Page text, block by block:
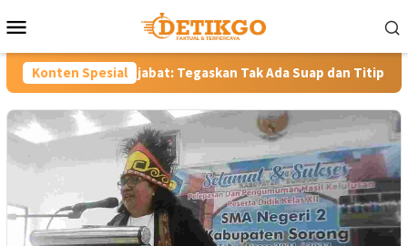
ke
Mobile
Konten Spesial
Tegaskan Tak Ada Suap dan Titip Jabatan